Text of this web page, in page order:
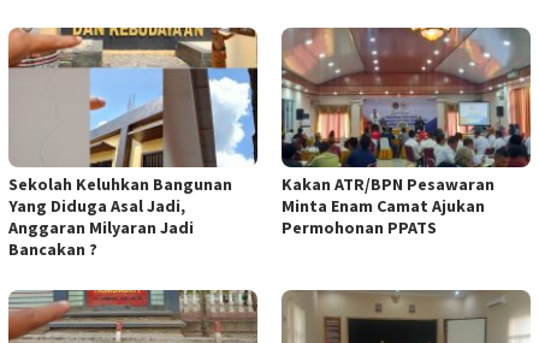
Sekolah Keluhkan Bangunan
Yang Diduga Asal Jadi,
Anggaran Milyaran Jadi
Bancakan ?
Kakan ATR/BPN Pesawaran
Minta Enam Camat Ajukan
Permohonan PPATS